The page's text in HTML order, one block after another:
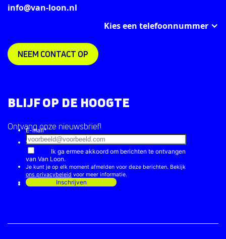
BLIJF OP DE HOOGTE
Ontvang onze nieuwsbrief!
info@van-loon.nl
Kies een telefoonnummer
NEEM CONTACT OP